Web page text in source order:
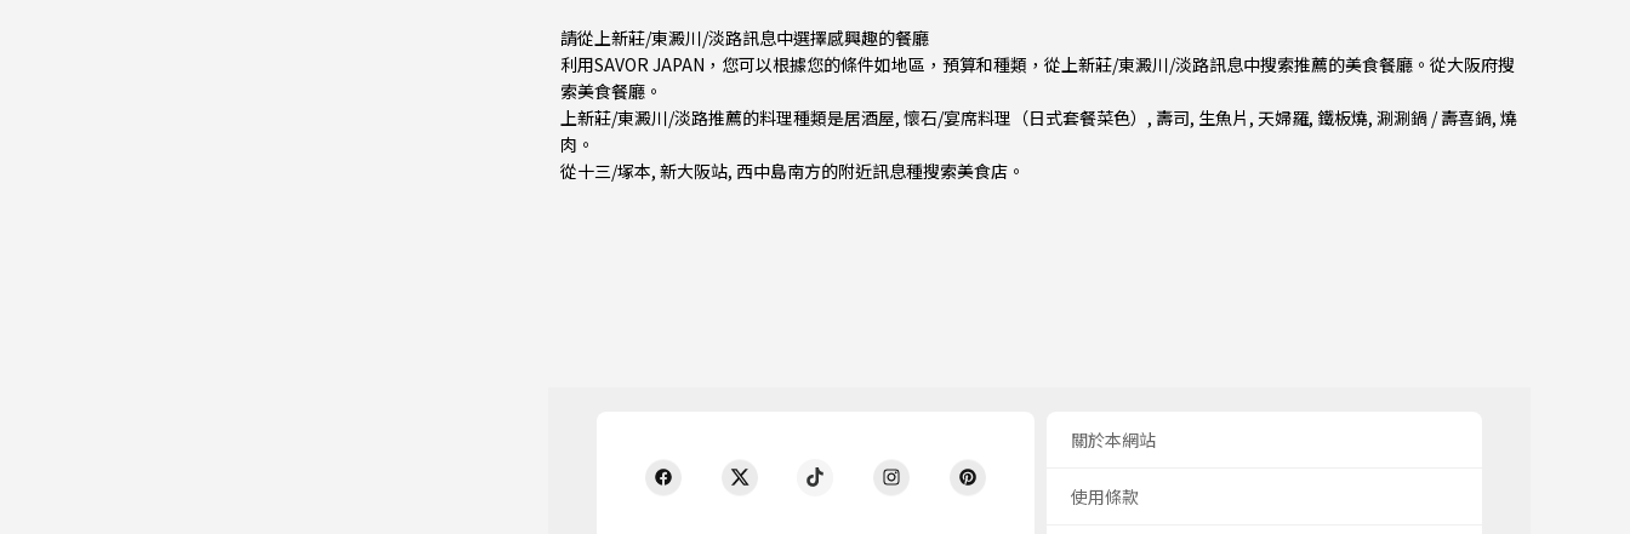
請從上新莊/東澱川/淡路訊息中選擇感興趣的餐廳
利用SAVOR JAPAN，您可以根據您的條件如地區，預算和種類，從上新莊/東澱川/淡路訊息中搜索推薦的美食餐廳。從大阪府搜
索美食餐廳。
上新莊/東澱川/淡路推薦的料理種類是居酒屋, 懷石/宴席料理（日式套餐菜色） , 壽司, 生魚片 , 天婦羅, 鐵板燒, 涮涮鍋 / 壽喜鍋, 燒
肉 。
從十三/塚本, 新大阪站, 西中島南方的附近訊息種搜索美食店。
關於本網站
使用條款